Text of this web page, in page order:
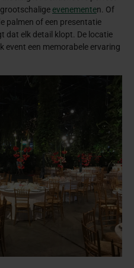
evenementen. Of
palmen of een presentatie
dat elk detail klopt. De locatie
event een memorabele ervaring